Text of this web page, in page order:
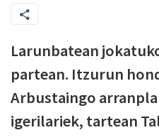
Larunbatean
partean. Itzurun
Arbustaingo
igerilariek, tartean